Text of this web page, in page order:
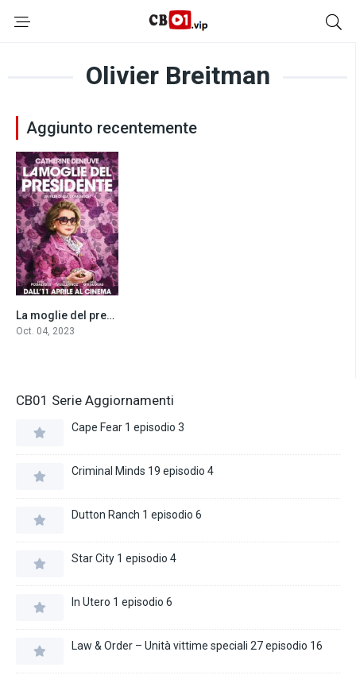
Olivier Breitman
Aggiunto recentemente
6.3La moglie del presidente (2023)
Oct. 04, 2023
CB01 Serie Aggiornamenti
Cape Fear 1 episodio 3
Criminal Minds 19 episodio 4
Dutton Ranch 1 episodio 6
Star City 1 episodio 4
In Utero 1 episodio 6
Law & Order – Unità vittime speciali 27 episodio 16